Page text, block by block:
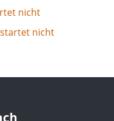
nicht
nicht